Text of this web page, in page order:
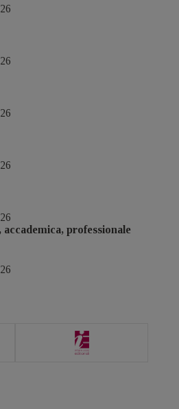
accademica, professionale